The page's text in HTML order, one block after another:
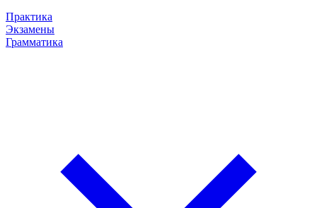
Практика
Экзамены
Грамматика